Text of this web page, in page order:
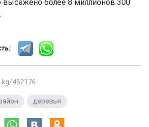
высажено более 8 миллионов 300
452176
деревья